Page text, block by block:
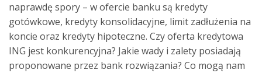
naprawdę spory – w ofercie banku są kredyty
gotówkowe, kredyty konsolidacyjne, limit zadłużenia na
koncie oraz kredyty hipoteczne. Czy oferta kredytowa
ING jest konkurencyjna? Jakie wady i zalety posiadają
proponowane przez bank rozwiązania? Co mogą nam